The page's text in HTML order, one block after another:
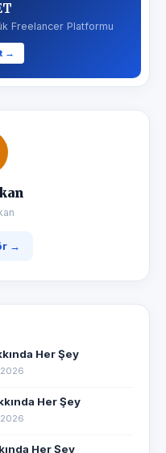
Freelancer Platformu
→
→
Her Şey
Her Şey
Her Şey